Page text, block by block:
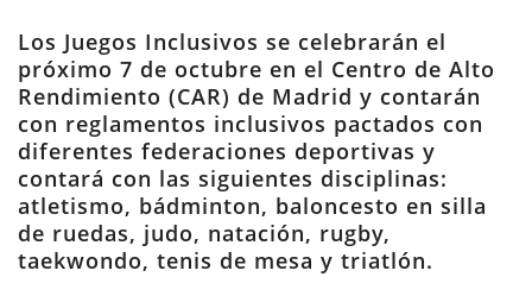
Los Juegos Inclusivos se celebrarán el
próximo 7 de octubre en el Centro de Alto
Rendimiento (CAR) de Madrid y contarán
con reglamentos inclusivos pactados con
diferentes federaciones deportivas y
contará con las siguientes disciplinas:
atletismo, bádminton, baloncesto en silla
de ruedas, judo, natación, rugby,
taekwondo, tenis de mesa y triatlón.